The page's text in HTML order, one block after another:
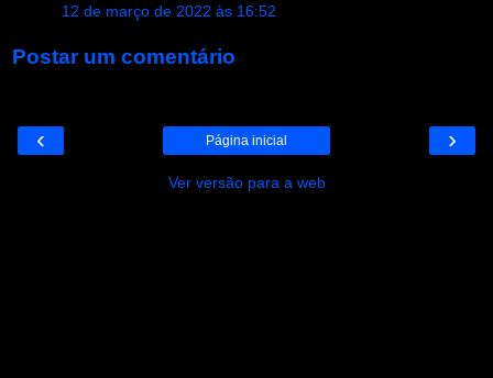
12 de março de 2022 às 16:52
Postar um comentário
‹ ›
Página inicial
Ver versão para a web